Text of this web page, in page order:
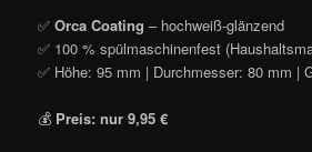
✅Orca Coating – hochweiß-glänzend
✅ 100 % spülmaschinenfest
✅ Höhe: 95 mm | Durchmesser: 80 mm |
💰 Preis: nur 9,95 €